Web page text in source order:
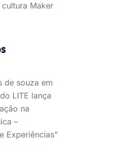
Maker
de souza em
LITE lança
na
–
Experiências”